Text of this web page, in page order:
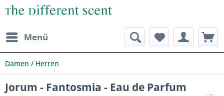
Menü
Damen / Herren
Jorum - Fantosmia - Eau de Parfum